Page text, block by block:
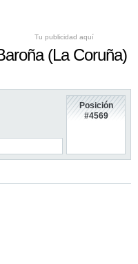
Tu publicidad aquí
(La Coruña)
Posición
#4569